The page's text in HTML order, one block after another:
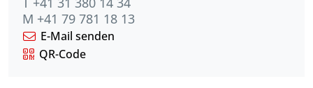
M +41 79 781 18 13
E-Mail senden
QR-Code